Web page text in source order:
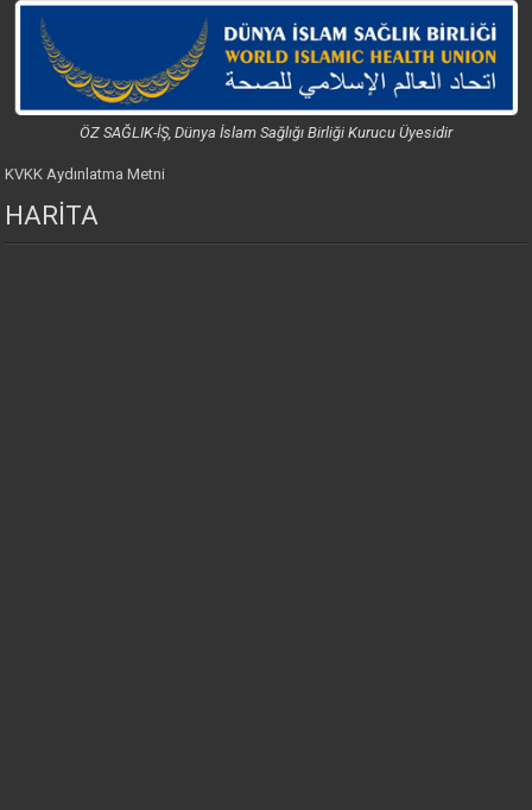
ÖZ SAĞLIK-İŞ, Dünya İslam Sağlığı Birliği Kurucu Üyesidir
KVKK Aydınlatma Metni
HARİTA